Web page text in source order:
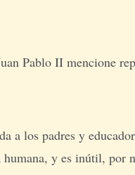
Pablo II mencione
a los padres y
y es inútil, por